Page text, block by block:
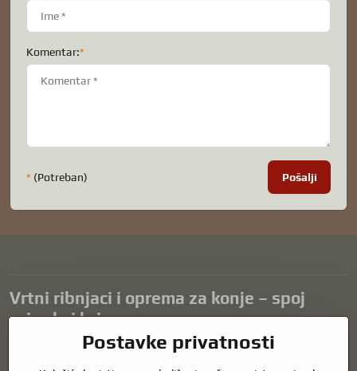
Komentar:*
* (Potreban) Pošalji
Vrtni ribnjaci i oprema za konje – spoj
prirode i brige
Vrtni ribnjaci prekrasan su dodatak svakom eksterijeru i stvaraju
skladno okruženje za opuštanje i život vodenih životinja. Pravilna
Postavke privatnosti